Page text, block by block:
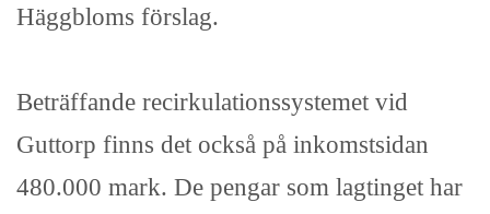
Häggbloms förslag.
Beträffande recirkulationssystemet vid
Guttorp finns det också på inkomstsidan
480.000 mark. De pengar som lagtinget har